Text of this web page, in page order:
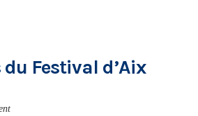
du Festival d’Aix